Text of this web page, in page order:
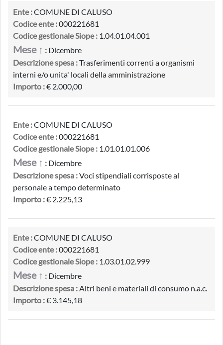
Ente :COMUNE DI CALUSO
Codice ente :000221681
Codice gestionale Siope : 1.04.01.04.001
Mese ↑ : Dicembre
Descrizione spesa :Trasferimenti correnti a organismi
interni e/o unita' locali della amministrazione
Importo :€ 2.000,00
Ente :COMUNE DI CALUSO
Codice ente :000221681
Codice gestionale Siope : 1.01.01.01.006
Mese ↑ : Dicembre
Descrizione spesa :Voci stipendiali corrisposte al
personale a tempo determinato
Importo :€ 2.225,13
Ente :COMUNE DI CALUSO
Codice ente :000221681
Codice gestionale Siope : 1.03.01.02.999
Mese ↑ : Dicembre
Descrizione spesa :Altri beni e materiali di consumo n.a.c.
Importo :€ 3.145,18